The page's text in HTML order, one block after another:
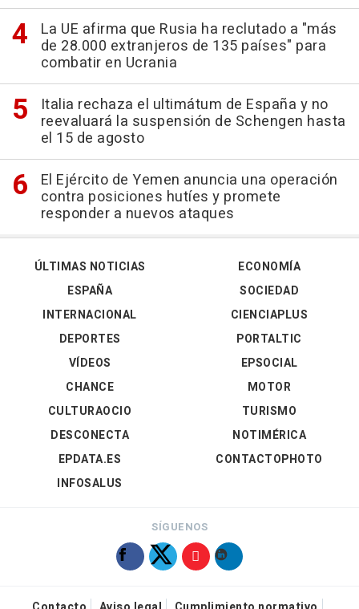
La UE afirma que Rusia ha reclutado a "más
de 28.000 extranjeros de 135 países" para
combatir en Ucrania
Italia rechaza el ultimátum de España y no
reevaluará la suspensión de Schengen hasta
el 15 de agosto
El Ejército de Yemen anuncia una operación
contra posiciones hutíes y promete
responder a nuevos ataques
ÚLTIMAS NOTICIAS
ESPAÑA
INTERNACIONAL
DEPORTES
VÍDEOS
ECONOMÍA
SOCIEDAD
CIENCIAPLUS
PORTALTIC
EPSOCIAL
CHANCE
CULTURAOCIO
DESCONECTA
EPDATA.ES
INFOSALUS
MOTOR
TURISMO
NOTIMÉRICA
CONTACTOPHOTO
SÍGUENOS